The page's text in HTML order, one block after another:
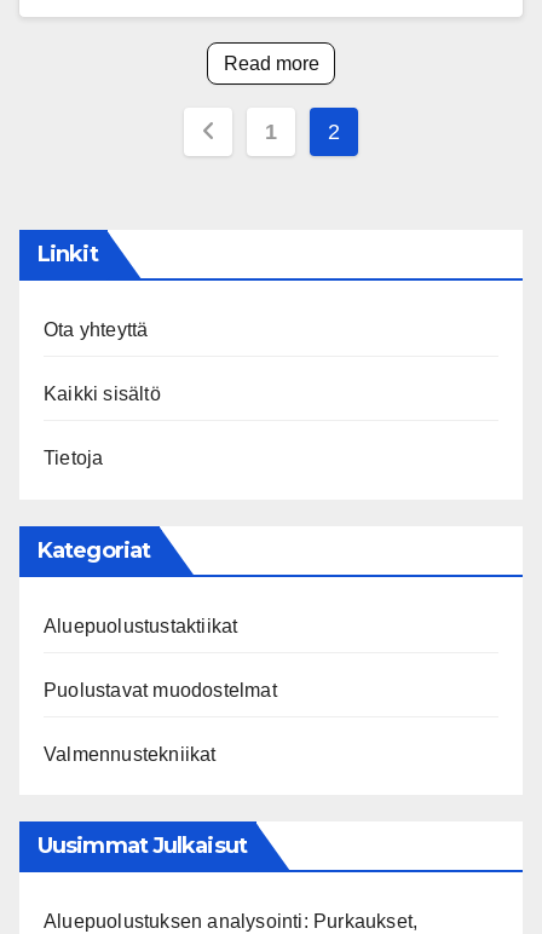
Read more
Posts
1 2
Linkit
Ota yhteyttä
Kaikki sisältö
Tietoja
Kategoriat
Aluepuolustustaktiikat
Puolustavat muodostelmat
Valmennustekniikat
Uusimmat Julkaisut
Aluepuolustuksen analysointi: Purkaukset,